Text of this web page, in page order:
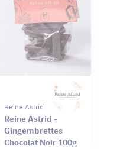
Reine Astrid
Reine Astrid -
Gingembrettes
Chocolat Noir 100g